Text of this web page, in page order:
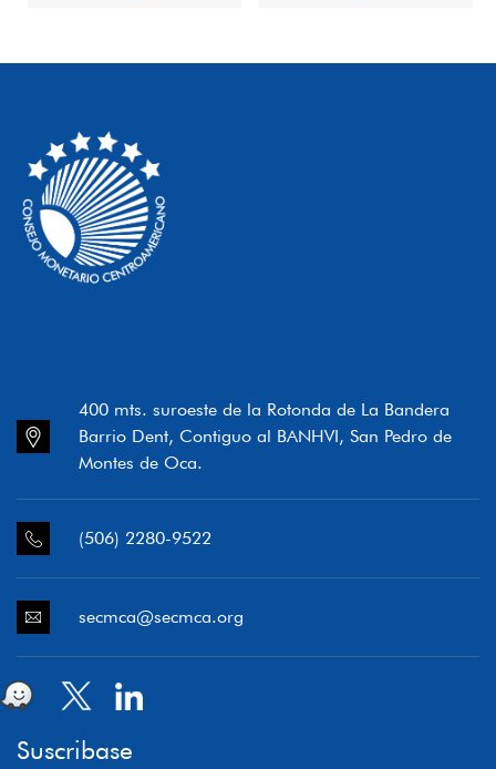
400 mts. suroeste de la Rotonda de La Bandera
Barrio Dent, Contiguo al BANHVI, San Pedro de
Montes de Oca.
(506) 2280-9522
secmca@secmca.org
Suscribase